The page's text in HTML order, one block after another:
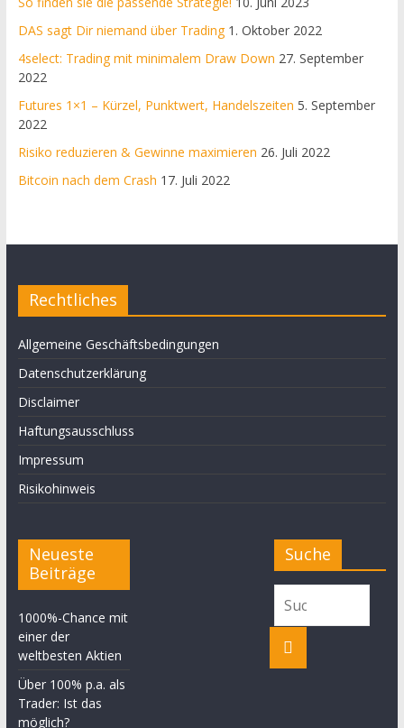
DAS sagt Dir niemand über Trading 1. Oktober 2022
4select: Trading mit minimalem Draw Down 27. September
2022
Futures 1×1 – Kürzel, Punktwert, Handelszeiten 5. September
2022
Risiko reduzieren & Gewinne maximieren 26. Juli 2022
Bitcoin nach dem Crash 17. Juli 2022
Rechtliches
Allgemeine Geschäftsbedingungen
Datenschutzerklärung
Disclaimer
Haftungsausschluss
Impressum
Risikohinweis
Neueste
Beiträge
1000%-Chance mit
einer der
weltbesten Aktien
Über 100% p.a. als
Trader: Ist das
möglich?
Suche